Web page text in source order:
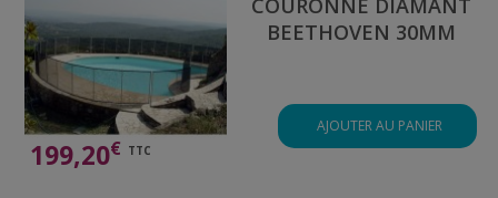
COURONNE DIAMANT
BEETHOVEN 30MM
199,20€ TTC
AJOUTER AU PANIER